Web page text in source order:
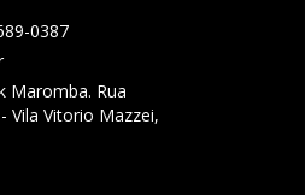
0387
Maromba. Rua
Vila Vitorio Mazzei,